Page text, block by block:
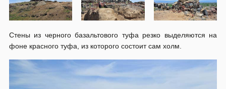
Стены из черного базальтового туфа резко выделяются на
фоне красного туфа, из которого состоит сам холм.